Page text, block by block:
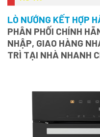
LÒ NƯỚNG KẾT HỢP
PHÂN PHỐI CHÍNH
NHẬP, GIAO HÀNG
TRÌ TẠI NHÀ NHANH